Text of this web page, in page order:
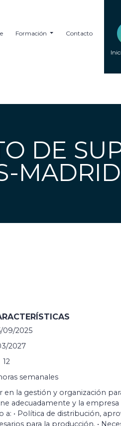
Formación Contacto
DE
09/2025
2027
12
semanales
en la gestión y organización
adecuadamente y la
a: • Política de distribución,
para la producción. •